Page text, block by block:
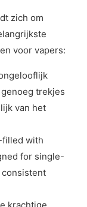
zich om
voor vapers:
trekjes
van het
filled with
for single-